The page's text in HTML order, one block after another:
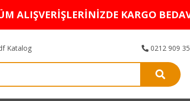
ALIŞVERİŞLERİNİZDE KARGO
Katalog 0212 909